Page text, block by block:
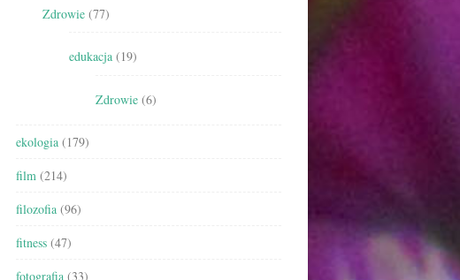
Zdrowie (77)
edukacja (19)
Zdrowie (6)
ekologia (179)
film (214)
filozofia (96)
fitness (47)
fotografia (33)